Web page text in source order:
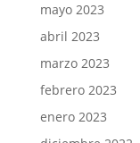
mayo 2023
abril 2023
marzo 2023
febrero 2023
enero 2023